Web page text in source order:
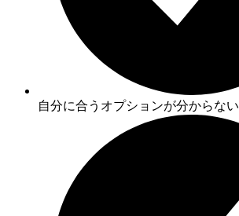
自分に合うオプションが分からない